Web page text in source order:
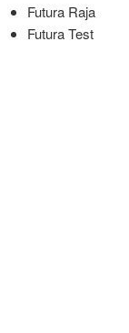
Futura Raja
Futura Test